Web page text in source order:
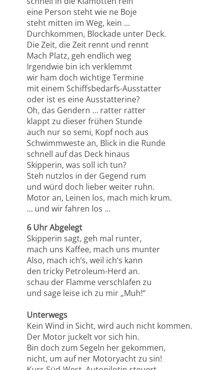
eine Person steht wie ne Boje
steht mitten im Weg, kein …
Durchkommen, Blockade unter Deck.
Die Zeit, die Zeit rennt und rennt
Mach Platz, geh endlich weg
Irgendwie bin ich verklemmt
wir ham doch wichtige Termine
mit einem Schiffsbedarfs-Ausstatter
oder ist es eine Ausstatterine?
Oh, das Gendern … ratter ratter
klappt zu dieser frühen Stunde
auch nur so semi, Kopf noch aus
Schwimmweste an, Blick in die Runde
schnell auf das Deck hinaus
Skipperin, was soll ich tun?
Steh nutzlos in der Gegend rum
und würd doch lieber weiter ruhn.
Motor an, Leinen los, mach mich krum.
… und wir fahren los …
6 Uhr Abgelegt
Skipperin sagt, geh mal runter,
mach uns Kaffee, mach uns munter
Also, mach ich‘s, weil ich‘s kann
den tricky Petroleum-Herd an.
schau der Flamme verschlafen zu
und sage leise ich zu mir „Muh!“
Unterwegs
Kein Wind in Sicht, wird auch nicht kommen.
Der Motor juckelt vor sich hin.
Bin doch zum Segeln her gekommen,
nicht, um auf ner Motoryacht zu sin!